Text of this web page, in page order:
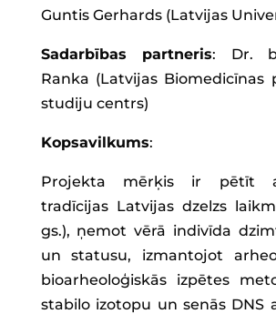
Guntis Gerhards (Latvijas
Sadarbības partneris: Dr.
Ranka (Latvijas Biomedicīnas
studiju centrs)
Kopsavilkums:
Projekta mērķis ir pētīt
tradīcijas Latvijas dzelzs
gs.), ņemot vērā indivīda
un statusu, izmantojot
bioarheoloģiskās izpētes
stabilo izotopu un senās DNS